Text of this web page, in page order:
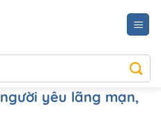
yêu lãng mạn,